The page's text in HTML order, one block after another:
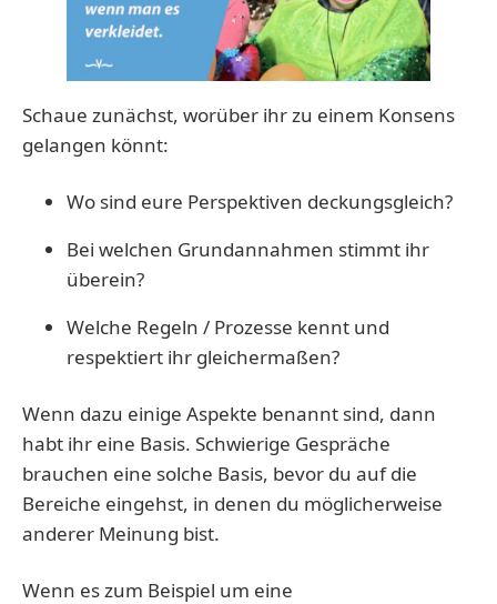
Schaue zunächst, worüber ihr zu einem Konsens
gelangen könnt:
Wo sind eure Perspektiven deckungsgleich?
Bei welchen Grundannahmen stimmt ihr
überein?
Welche Regeln / Prozesse kennt und
respektiert ihr gleichermaßen?
Wenn dazu einige Aspekte benannt sind, dann
habt ihr eine Basis. Schwierige Gespräche
brauchen eine solche Basis, bevor du auf die
Bereiche eingehst, in denen du möglicherweise
anderer Meinung bist.
Wenn es zum Beispiel um eine